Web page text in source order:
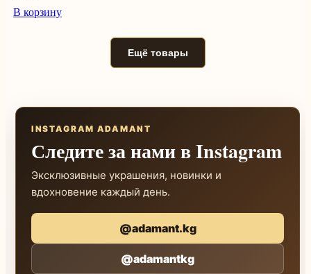
В корзину
Ещё товары
INSTAGRAM ADAMANT
Следите за нами в Instagram
Эксклюзивные украшения, новинки и
вдохновение каждый день.
@adamant.kg
@adamantkg